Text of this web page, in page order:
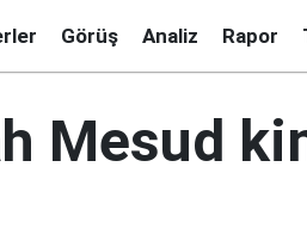
Görüş Analiz Rapor
Mesud